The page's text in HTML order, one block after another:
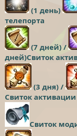
(1 день)
телепорта
(7 дней) /
дней)Свиток
(3 дня) /
Свиток активации
Свиток